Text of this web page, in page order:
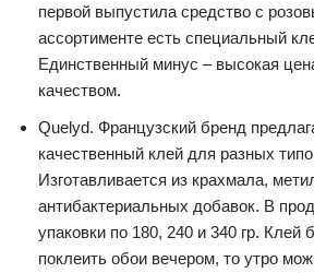
первой выпустила средство с
ассортименте есть специальный
Единственный минус – высокая
качеством.
Quelyd. Французский бренд
качественный клей для разных
Изготавливается из крахмала,
антибактериальных добавок. В
упаковки по 180, 240 и 340 гр. Клей
поклеить обои вечером, то утро